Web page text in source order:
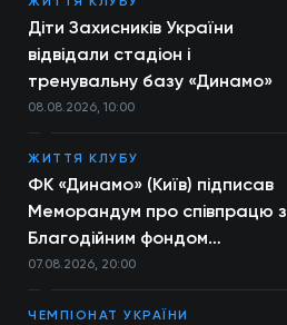
Діти Захисників України
відвідали стадіон і
тренувальну базу «Динамо»
08.08.2026, 10:00
ЖИТТЯ КЛУБУ
ФК «Динамо» (Київ) підписав
Меморандум про співпрацю з
Благодійним фондом
TYTANOVI
07.08.2026, 20:00
ЧЕМПІОНАТ УКРАЇНИ